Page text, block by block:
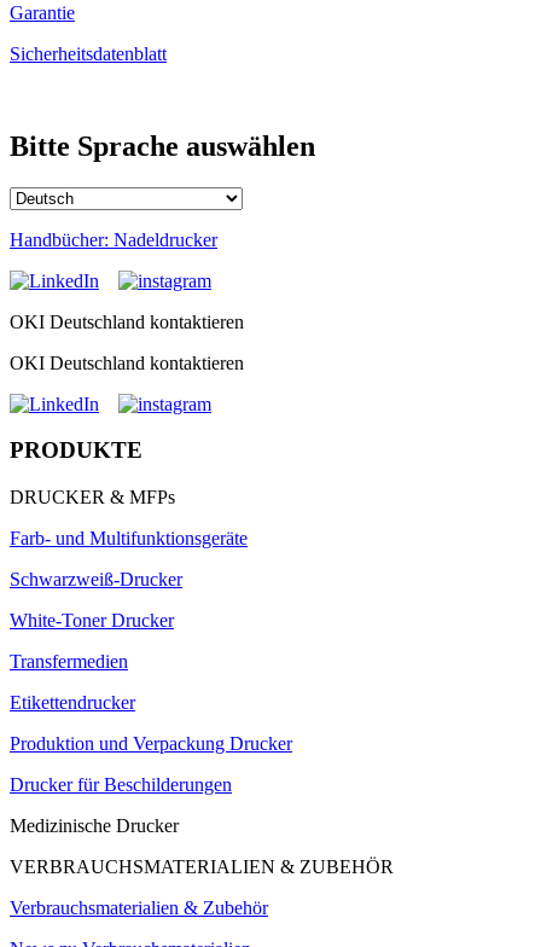
Garantie
Sicherheitsdatenblatt
Bitte Sprache auswählen
Handbücher: Nadeldrucker
OKI Deutschland kontaktieren
OKI Deutschland kontaktieren
PRODUKTE
DRUCKER & MFPs
Farb- und Multifunktionsgeräte
Schwarzweiß-Drucker
White-Toner Drucker
Transfermedien
Etikettendrucker
Produktion und Verpackung Drucker
Drucker für Beschilderungen
Medizinische Drucker
VERBRAUCHSMATERIALIEN & ZUBEHÖR
Verbrauchsmaterialien & Zubehör